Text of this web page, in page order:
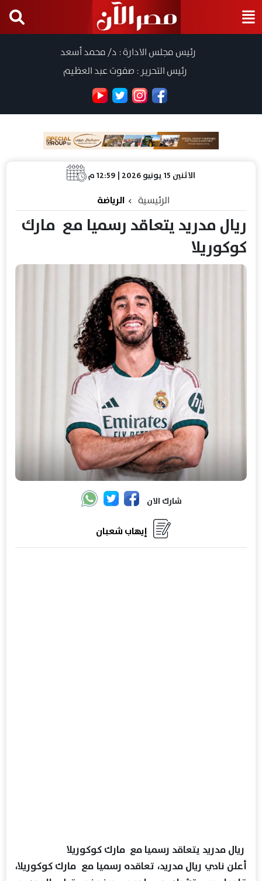
رئيس مجلس الادارة : د/ محمد أسعد
رئيس التحرير : صفوت عبد العظيم
الاثنين 15 يونيو 2026 | 12:59 م
الرئيسية الرياضة
ريال مدريد يتعاقد رسميا مع مارك
كوكوريلا
شارك الان
إيهاب شعبان
ريال مدريد يتعاقد رسميا مع مارك كوكوريلا
أعلن نادي ريال مدريد، تعاقده رسميا مع مارك كوكوريلا،